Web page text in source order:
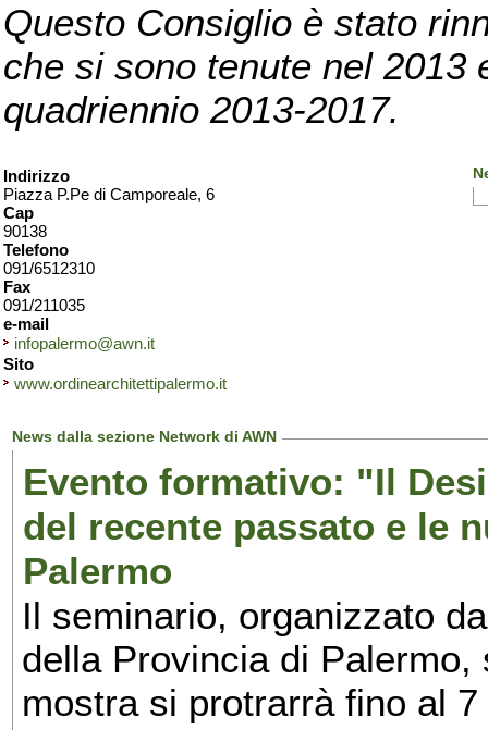
Questo Consiglio è stato
che si sono tenute nel 2013
quadriennio 2013-2017.
Indirizzo
Piazza P.Pe di Camporeale, 6
Cap
90138
Telefono
091/6512310
Fax
091/211035
e-mail
infopalermo@awn.it
Sito
www.ordinearchitettipalermo.it
News dalla sezione Network di AWN
Evento formativo: "Il
del recente passato e le
Palermo
Il seminario, organizzato
della Provincia di
mostra si protrarrà fino al